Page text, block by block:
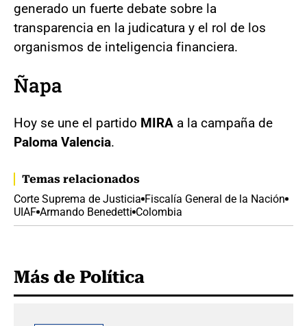
generado un fuerte debate sobre la
transparencia en la judicatura y el rol de los
organismos de inteligencia financiera.
Ñapa
Hoy se une el partido MIRA a la campaña de
Paloma Valencia.
Temas relacionados
Corte Suprema de Justicia Fiscalía General de la Nación
UIAF Armando Benedetti Colombia
Más de Política